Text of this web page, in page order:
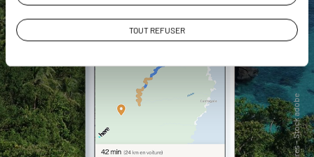
TOUT REFUSER